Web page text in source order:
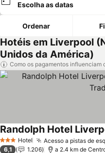
Escolha as datas
Ordenar
Hotéis em Liverpool
Unidos da América)
Como os pagamentos influenciam
3 EstrelasHotel Acesso a pistas de
6,1 1.206 a 2.4 km de